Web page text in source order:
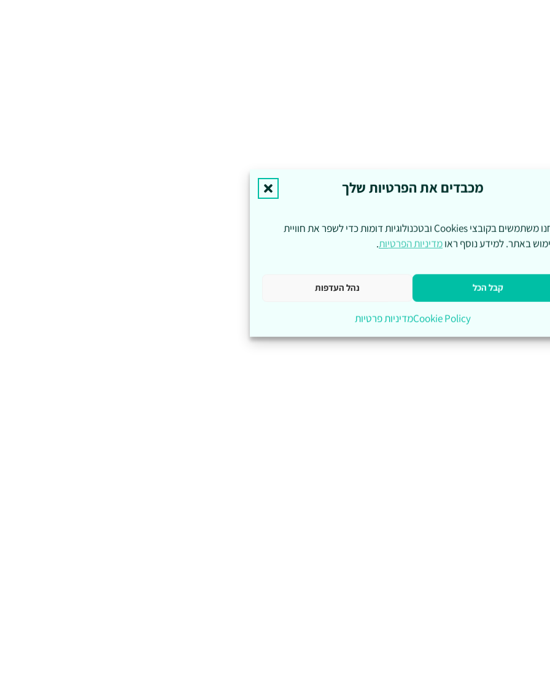
מכבדים את הפרטיות שלך
אנחנו משתמשים בקובצי Cookies ובטכנולוגיות דומות כדי לשפר את חוויית
באתר. למידע נוסף ראומדיניות הפרטיות.
קבל הכל נהל העדפות
Cookie Policyמדיניות פרטיות